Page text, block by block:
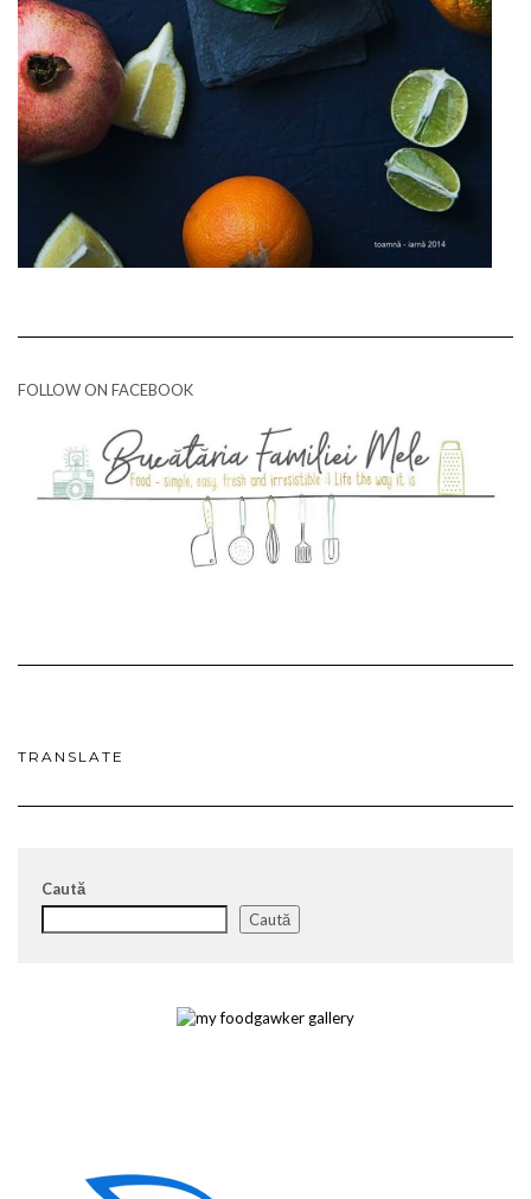
FOLLOW ON FACEBOOK
TRANSLATE
Caută
Caută